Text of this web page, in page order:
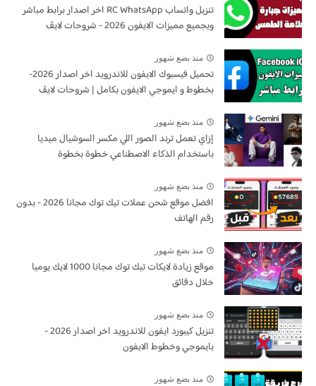
تنزيل واتساب RC WhatsApp اخر اصدار برابط مباشر
وبجميع مميزات الايفون 2026 - شروحات لايڤ
منذ بضع شهور
تحميل فيسبوك الايفون للاندرويد اخر اصدار 2026-
بخطوط و ايموجي الايفون بكامل | شروحات لايڤ
منذ بضع شهور
إزاي تعمل ترند الصور اللي مكسر السوشيال ميديا
باستخدام الذكاء الاصطناعي خطوة بخطوة
منذ بضع شهور
افضل موقع شحن عملات تيك توك مجانا 2026 - بدون
رقم الهاتف
منذ بضع شهور
موقع زيادة لايكات تيك توك مجانا 1000 لايك يوميا
خلال دقائق
منذ بضع شهور
تنزيل كيبورد ايفون للاندرويد اخر اصدار 2026 -
بايموجي وخطوط الايفون
منذ بضع شهور